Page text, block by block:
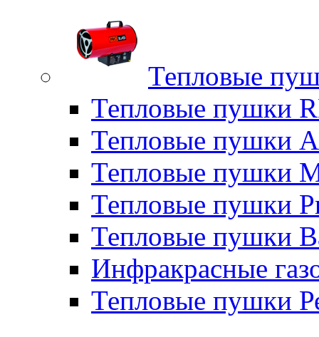
Тепловые
Тепловые пушки
Тепловые пушки
Тепловые пушки
Тепловые пушки
Тепловые пушки
Инфракрасные
Тепловые пушки